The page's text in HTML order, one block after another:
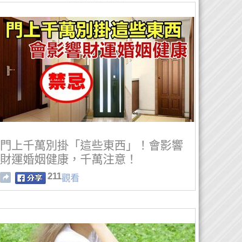
門上千萬別掛「這些東西」！會影響
財運婚姻健康，千萬注意！
211觀看